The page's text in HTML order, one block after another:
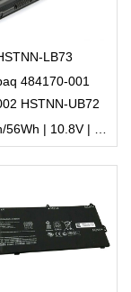
LB73
484170-001
HSTNN-UB72
EV06
5200mAh/56Wh | 10.8V | Li-ion ...